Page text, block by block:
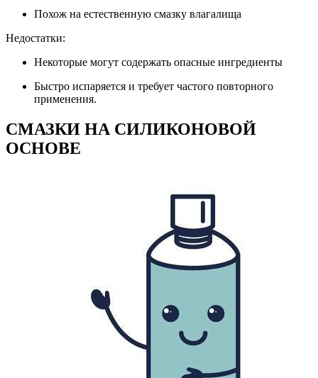
Похож на естественную смазку влагалища
Недостатки:
Некоторые могут содержать опасные ингредиенты
Быстро испаряется и требует частого повторного
применения.
СМАЗКИ НА СИЛИКОНОВОЙ
ОСНОВЕ